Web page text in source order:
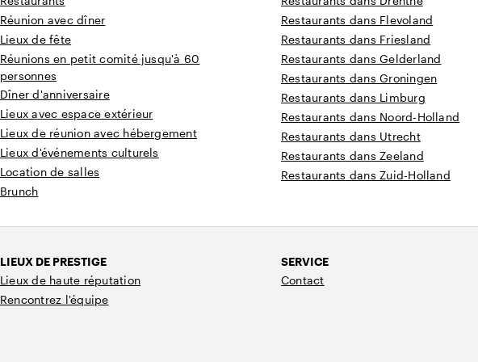
Réunion avec dîner
Lieux de fête
Réunions en petit comité jusqu'à 60
personnes
Dîner d'anniversaire
Lieux avec espace extérieur
Lieux de réunion avec hébergement
Lieux d'événements culturels
Location de salles
Brunch
Restaurants dans Flevoland
Restaurants dans Friesland
Restaurants dans Gelderland
Restaurants dans Groningen
Restaurants dans Limburg
Restaurants dans Noord-Holland
Restaurants dans Utrecht
Restaurants dans Zeeland
Restaurants dans Zuid-Holland
LIEUX DE PRESTIGE
Lieux de haute réputation
Rencontrez l'équipe
SERVICE
Contact